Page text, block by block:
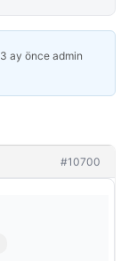
3 ay önce admin
#10700